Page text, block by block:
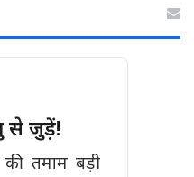
से जुड़ें!
तमाम बड़ी